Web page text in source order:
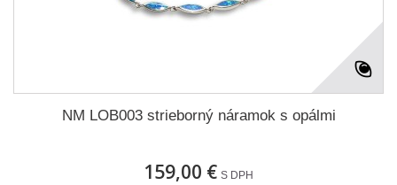
NM LOB003 strieborný náramok s opálmi
159,00 € S DPH